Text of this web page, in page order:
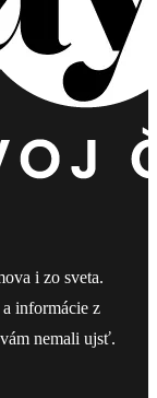
i zo sveta.
informácie z
nemali ujsť.